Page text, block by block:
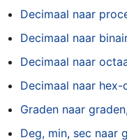
Decimaal naar
Decimaal naar
Decimaal naar
Decimaal naar
Graden naar
Deg, min, sec naar